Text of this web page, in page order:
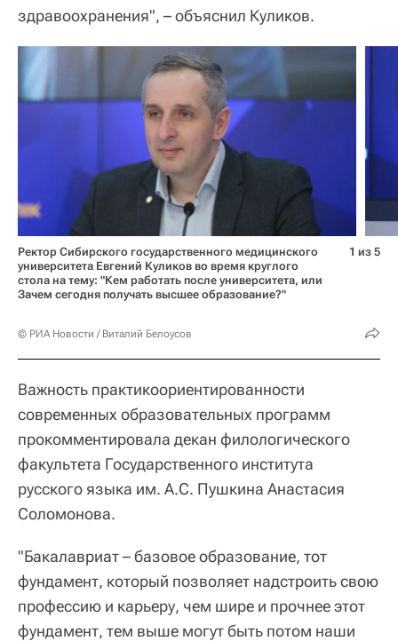
здравоохранения", – объяснил Куликов.
Ректор Сибирского государственного медицинского
университета Евгений Куликов во время круглого
стола на тему: "Кем работать после университета, или
Зачем сегодня получать высшее образование?"
© РИА Новости / Виталий Белоусов
1 из 5
Важность практикоориентированности
современных образовательных программ
прокомментировала декан филологического
факультета Государственного института
русского языка им. А.С. Пушкина Анастасия
Соломонова.
"Бакалавриат – базовое образование, тот
фундамент, который позволяет надстроить свою
профессию и карьеру, чем шире и прочнее этот
фундамент, тем выше могут быть потом наши